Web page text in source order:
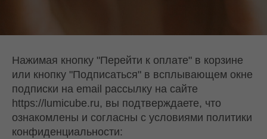
Нажимая кнопку "Перейти к оплате" в корзине
или кнопку "Подписаться" в всплывающем окне
подписки на email рассылку на сайте
https://lumicube.ru, вы подтверждаете, что
ознакомлены и согласны с условиями политики
конфиденциальности: